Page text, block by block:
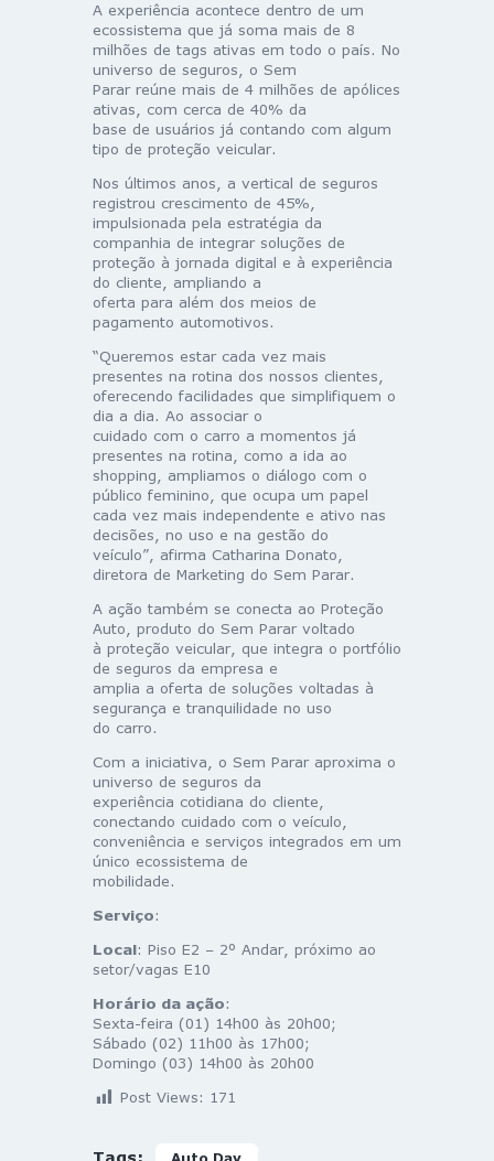
A experiência acontece dentro de um
ecossistema que já soma mais de 8
milhões de tags ativas em todo o país. No
universo de seguros, o Sem
Parar reúne mais de 4 milhões de apólices
ativas, com cerca de 40% da
base de usuários já contando com algum
tipo de proteção veicular.
Nos últimos anos, a vertical de seguros
registrou crescimento de 45%,
impulsionada pela estratégia da
companhia de integrar soluções de
proteção à jornada digital e à experiência
do cliente, ampliando a
oferta para além dos meios de
pagamento automotivos.
“Queremos estar cada vez mais
presentes na rotina dos nossos clientes,
oferecendo facilidades que simplifiquem o
dia a dia. Ao associar o
cuidado com o carro a momentos já
presentes na rotina, como a ida ao
shopping, ampliamos o diálogo com o
público feminino, que ocupa um papel
cada vez mais independente e ativo nas
decisões, no uso e na gestão do
veículo”, afirma Catharina Donato,
diretora de Marketing do Sem Parar.
A ação também se conecta ao Proteção
Auto, produto do Sem Parar voltado
à proteção veicular, que integra o portfólio
de seguros da empresa e
amplia a oferta de soluções voltadas à
segurança e tranquilidade no uso
do carro.
Com a iniciativa, o Sem Parar aproxima o
universo de seguros da
experiência cotidiana do cliente,
conectando cuidado com o veículo,
conveniência e serviços integrados em um
único ecossistema de
mobilidade.
Serviço:
Local: Piso E2 – 2º Andar, próximo ao
setor/vagas E10
Horário da ação:
Sexta-feira (01) 14h00 às 20h00;
Sábado (02) 11h00 às 17h00;
Domingo (03) 14h00 às 20h00
Post Views: 171
Tags: